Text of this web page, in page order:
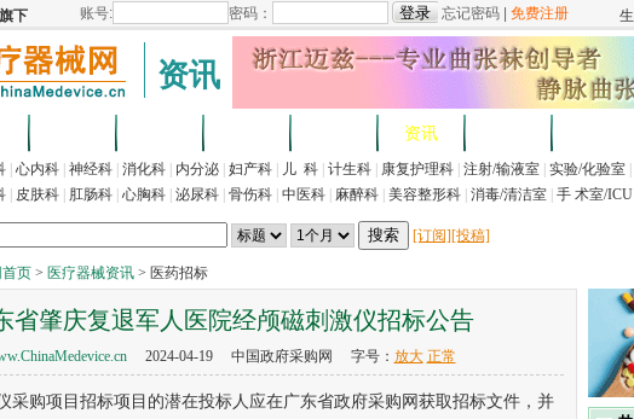
资讯
资讯
心内科 神经科 消化科 内分泌 妇产科 儿 科 计生科 康复护理科 注射/输液室 实验/化验室
皮肤科 肛肠科 心胸科 泌尿科 骨伤科 中医科 麻醉科 美容整形科 消毒/清洁室 手 术室/ICU
[订阅][投稿]
首页 > 医疗器械资讯 > 医药招标
省肇庆复退军人医院经颅磁刺激仪招标公告
2024-04-19 中国政府采购网 字号： 放大 正常
购项目招标项目的潜在投标人应在广东省政府采购网获取招标文件，并